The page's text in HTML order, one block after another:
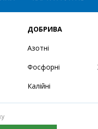
ДОБРИВА
Азотні
Фосфорні
Калійні